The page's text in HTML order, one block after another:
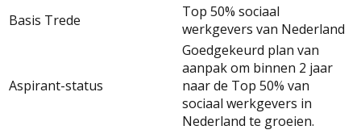
Basis Trede
Top 50% sociaal
werkgevers van Nederland
Aspirant-status
Goedgekeurd plan van
aanpak om binnen 2 jaar
naar de Top 50% van
sociaal werkgevers in
Nederland te groeien.